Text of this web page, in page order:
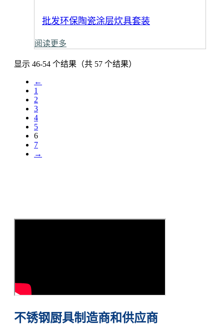
批发环保陶瓷涂层炊具套装
阅读更多
显示 46-54 个结果（共 57 个结果）
←
1
2
3
4
5
6
7
→
不锈钢厨具制造商和供应商